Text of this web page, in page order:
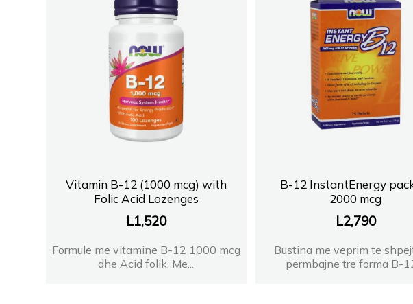
Vitamin B-12 (1000 mcg) with
Folic Acid Lozenges
L1,520
Formule me vitamine B-12 1000 mcg
dhe Acid folik. Me...
B-12 InstantEnergy
2000 mcg
L2,790
Bustina me veprim te
permbajne tre forma B-